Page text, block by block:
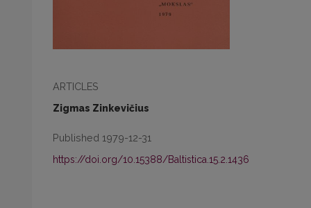
ARTICLES
Zigmas Zinkevičius
Published 1979-12-31
https://doi.org/10.15388/Baltistica.15.2.1436